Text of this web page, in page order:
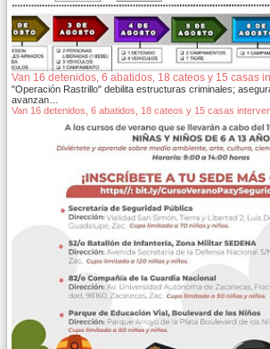
Van 16 detenidos, 6 abatidos, 18 cateos y 15 casas
"Operación Rastrillo" debilita estructuras criminales;
avanzan…
Van 16 detenidos, 6 abatidos, 18 cateos y 15 casas